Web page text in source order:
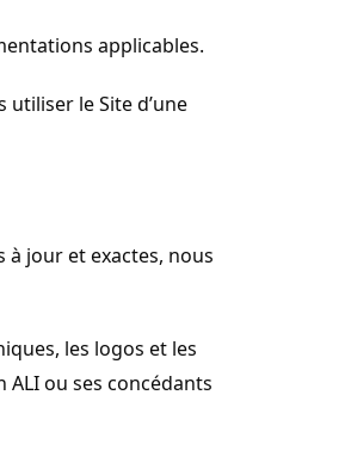
applicables.
utiliser le Site d’une
jour et exactes, nous
les logos et les
ou ses concédants